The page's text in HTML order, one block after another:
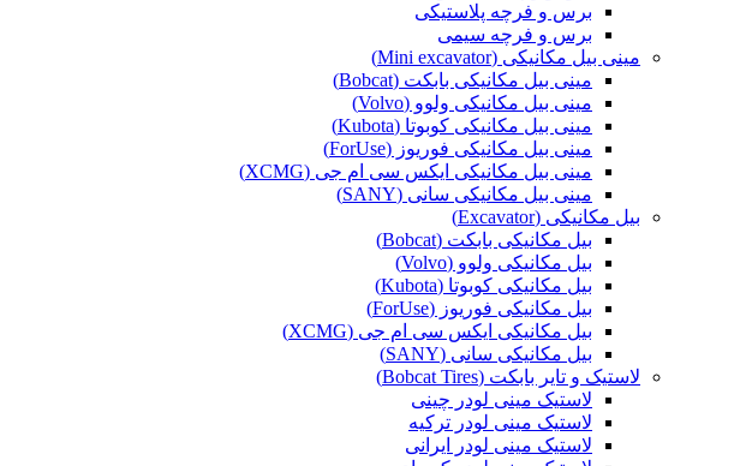
برس و فرچه پلاستیکی
برس و فرچه سیمی
مینی بیل مکانیکی (Mini excavator)
مینی بیل مکانیکی بابکت (Bobcat)
مینی بیل مکانیکی ولوو (Volvo)
مینی بیل مکانیکی کوبوتا (Kubota)
مینی بیل مکانیکی فوریوز (ForUse)
مینی بیل مکانیکی ایکس سی ام جی (XCMG)
مینی بیل مکانیکی سانی (SANY)
بیل مکانیکی (Excavator)
بیل مکانیکی بابکت (Bobcat)
بیل مکانیکی ولوو (Volvo)
بیل مکانیکی کوبوتا (Kubota)
بیل مکانیکی فوریوز (ForUse)
بیل مکانیکی ایکس سی ام جی (XCMG)
بیل مکانیکی سانی (SANY)
لاستیک و تایر بابکت (Bobcat Tires)
لاستیک مینی لودر چینی
لاستیک مینی لودر ترکیه
لاستیک مینی لودر ایرانی